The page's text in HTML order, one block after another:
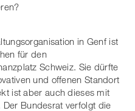
in Genf ist
für den
Schweiz. Sie dürfte
und offenen Standort
ist aber auch dieses mit
Bundesrat verfolgt die